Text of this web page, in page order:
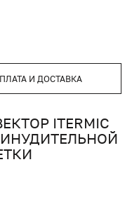
И ДОСТАВКА
ITERMIC